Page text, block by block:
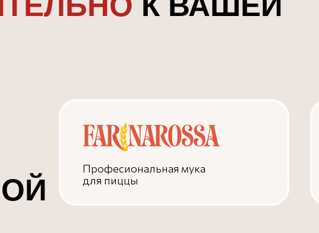
Професиональная мука
для пиццы